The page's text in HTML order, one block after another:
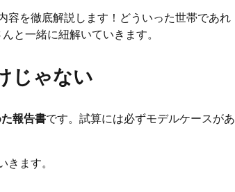
容を徹底解説します！どういった世帯であれ
と一緒に紐解いていきます。
じゃない
報告書です。試算には必ずモデルケースがあ
きます。